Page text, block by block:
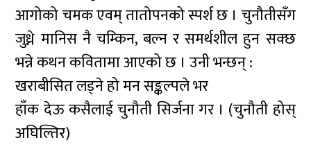
आगोको चमक एवम् तातोपनको स्पर्श छ । चुनौतीसँग
जुध्ने मानिस नै चम्किन, बल्न र समर्थशील हुन सक्छ
भन्ने कथन कवितामा आएको छ । उनी भन्छन् :
खराबीसित लड्ने हो मन सङ्कल्पले भर
हाँक देऊ कसैलाई चुनौती सिर्जना गर । (चुनौती होस्
अघिल्तिर)